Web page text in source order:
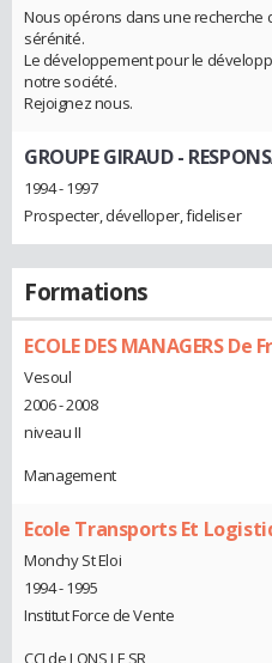
Nous opérons dans une recherche
sérénité.
Le développement pour le
notre société.
Rejoignez nous.
GROUPE GIRAUD-
1994 - 1997
Prospecter, dévelloper, fideliser
Formations
ECOLE DES MANAGERS
Vesoul
2006 - 2008
niveau II
Management
Ecole Transports Et
Monchy St Eloi
1994 - 1995
Institut Force de Vente
CCI de LONS LE SR